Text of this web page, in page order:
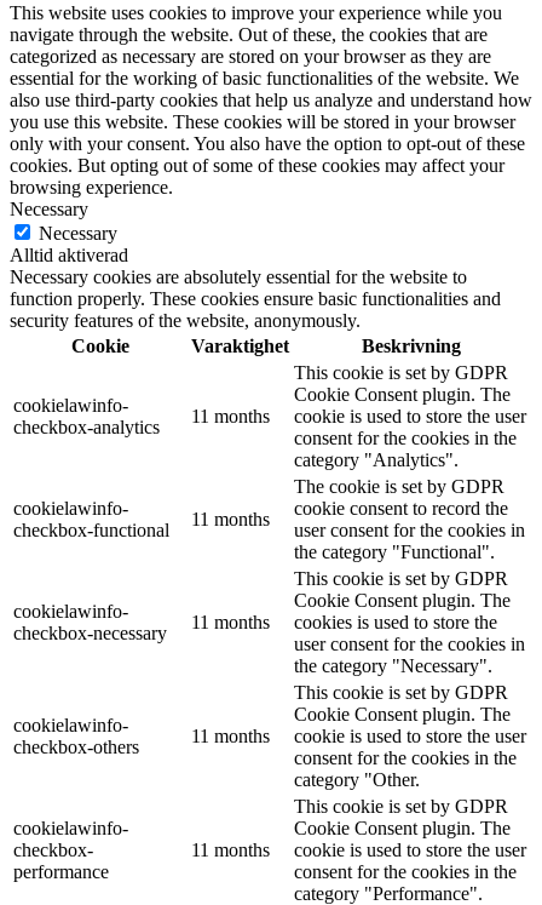
This website uses cookies to improve your experience while you
navigate through the website. Out of these, the cookies that are
categorized as necessary are stored on your browser as they are
essential for the working of basic functionalities of the website. We
also use third-party cookies that help us analyze and understand how
you use this website. These cookies will be stored in your browser
only with your consent. You also have the option to opt-out of these
cookies. But opting out of some of these cookies may affect your
browsing experience.
Necessary
Necessary
Alltid aktiverad
Necessary cookies are absolutely essential for the website to
function properly. These cookies ensure basic functionalities and
security features of the website, anonymously.
Cookie
Varaktighet Beskrivning
cookielawinfo-
checkbox-analytics
11 months
This cookie is set by GDPR
Cookie Consent plugin. The
cookie is used to store the user
consent for the cookies in the
category "Analytics".
cookielawinfo-
checkbox-functional
11 months
The cookie is set by GDPR
cookie consent to record the
user consent for the cookies in
the category "Functional".
cookielawinfo-
checkbox-necessary
11 months
This cookie is set by GDPR
Cookie Consent plugin. The
cookies is used to store the
user consent for the cookies in
the category "Necessary".
cookielawinfo-
checkbox-others
11 months
This cookie is set by GDPR
Cookie Consent plugin. The
cookie is used to store the user
consent for the cookies in the
category "Other.
cookielawinfo-
checkbox-
performance
11 months
This cookie is set by GDPR
Cookie Consent plugin. The
cookie is used to store the user
consent for the cookies in the
category "Performance".